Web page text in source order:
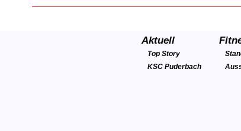
Aktuell
Top Story
KSC Puderbach